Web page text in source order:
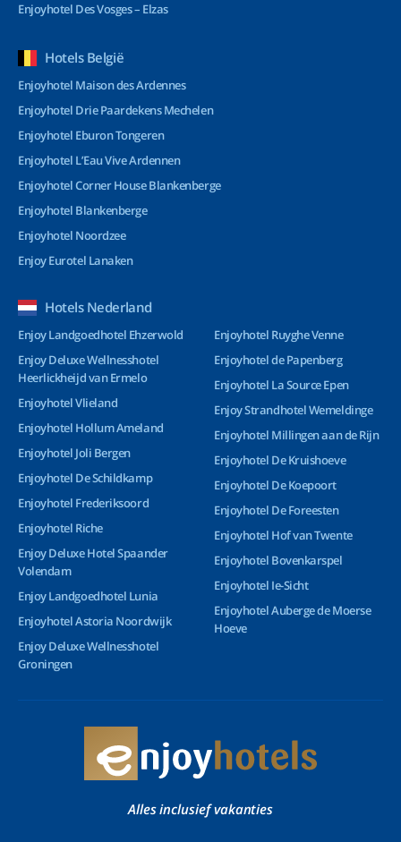
Enjoyhotel Des Vosges – Elzas
Hotels België
Enjoyhotel Maison des Ardennes
Enjoyhotel Drie Paardekens Mechelen
Enjoyhotel Eburon Tongeren
Enjoyhotel L’Eau Vive Ardennen
Enjoyhotel Corner House Blankenberge
Enjoyhotel Blankenberge
Enjoyhotel Noordzee
Enjoy Eurotel Lanaken
Hotels Nederland
Enjoy Landgoedhotel Ehzerwold
Enjoy Deluxe Wellnesshotel
Heerlickheijd van Ermelo
Enjoyhotel Vlieland
Enjoyhotel Hollum Ameland
Enjoyhotel Joli Bergen
Enjoyhotel De Schildkamp
Enjoyhotel Frederiksoord
Enjoyhotel Riche
Enjoy Deluxe Hotel Spaander
Volendam
Enjoy Landgoedhotel Lunia
Enjoyhotel Astoria Noordwijk
Enjoy Deluxe Wellnesshotel
Groningen
Enjoyhotel Ruyghe Venne
Enjoyhotel de Papenberg
Enjoyhotel La Source Epen
Enjoy Strandhotel Wemeldinge
Enjoyhotel Millingen aan de Rijn
Enjoyhotel De Kruishoeve
Enjoyhotel De Koepoort
Enjoyhotel De Foreesten
Enjoyhotel Hof van Twente
Enjoyhotel Bovenkarspel
Enjoyhotel Ie-Sicht
Enjoyhotel Auberge de Moerse
Hoeve
Alles inclusief vakanties